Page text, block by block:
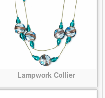
Lampwork Collier